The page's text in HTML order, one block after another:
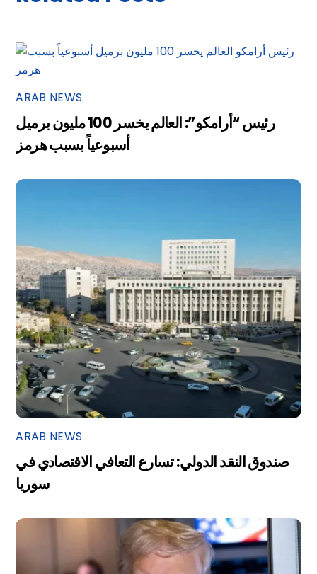
ARAB NEWS
رئيس “أرامكو”: العالم يخسر 100 مليون برميل
أسبوعياً بسبب هرمز
ARAB NEWS
صندوق النقد الدولي: تسارع التعافي الاقتصادي في
سوريا